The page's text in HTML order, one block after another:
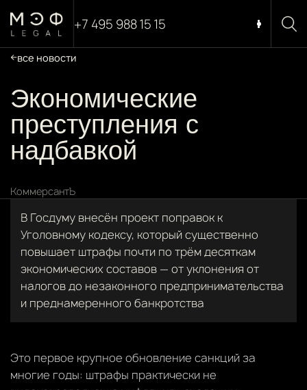
+7 495 988 15 15
все новости
Экономические
преступления с
надбавкой
КоммерсантЪ
В Госдуму внесён проект поправок к
Уголовному кодексу, который существенно
повышает штрафы почти по трём десяткам
экономических составов — от уклонения от
налогов до незаконного предпринимательства
и преднамеренного банкротства
Это первое крупное обновление санкций за
многие годы: штрафы практически не